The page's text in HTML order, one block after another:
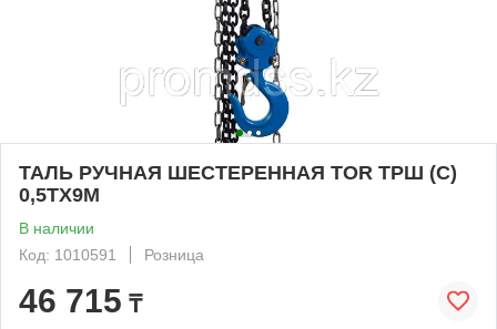
ТАЛЬ РУЧНАЯ ШЕСТЕРЕННАЯ TOR ТРШ (C)
0,5ТХ9М
В наличии
Код: 1010591
Розница
46 715 ₸